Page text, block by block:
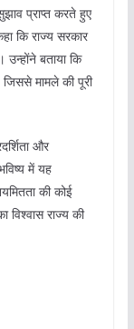
प्राप्त करते हुए
कि राज्य सरकार
उन्होंने बताया कि
मामले की पूरी
और
में यह
की कोई
विश्वास राज्य की